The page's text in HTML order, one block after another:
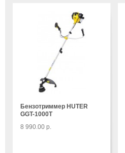
Бензотриммер HUTER
GGT-1000Т
8 990.00 р.